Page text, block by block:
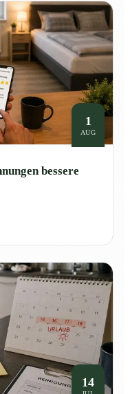
1
AUG
bessere
14